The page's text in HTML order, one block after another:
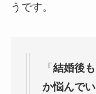
うです。
「 結婚後
か悩んで